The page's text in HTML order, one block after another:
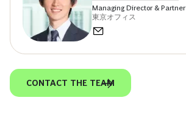
Managing Director & Partner
東京オフィス
CONTACT THE TEAM